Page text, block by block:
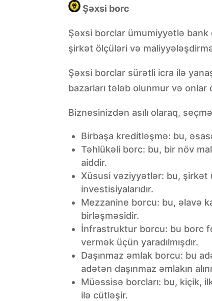
Şəxsi borc
Şəxsi borclar ümumiyyətlə
şirkət ölçüləri və
Şəxsi borclar sürətli icra ilə
bazarları tələb olunmur və
Biznesinizdən asılı olaraq,
Birbaşa kreditləşmə: bu,
Təhlükəli borc: bu, bir növ
aiddir.
Xüsusi vəziyyətlər: bu, şirkət
investisiyalarıdır.
Mezzanine borcu: bu, əlavə
birləşməsidir.
İnfrastruktur borcu: bu borc
vermək üçün yaradılmışdır.
Daşınmaz əmlak borcu: bu
adətən daşınmaz əmlakın
Müəssisə borcları: bu, kiçik,
ilə cütləşir.